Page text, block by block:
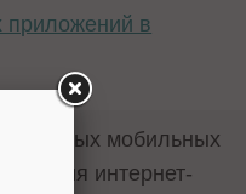
приложений в
мобильных
интернет-